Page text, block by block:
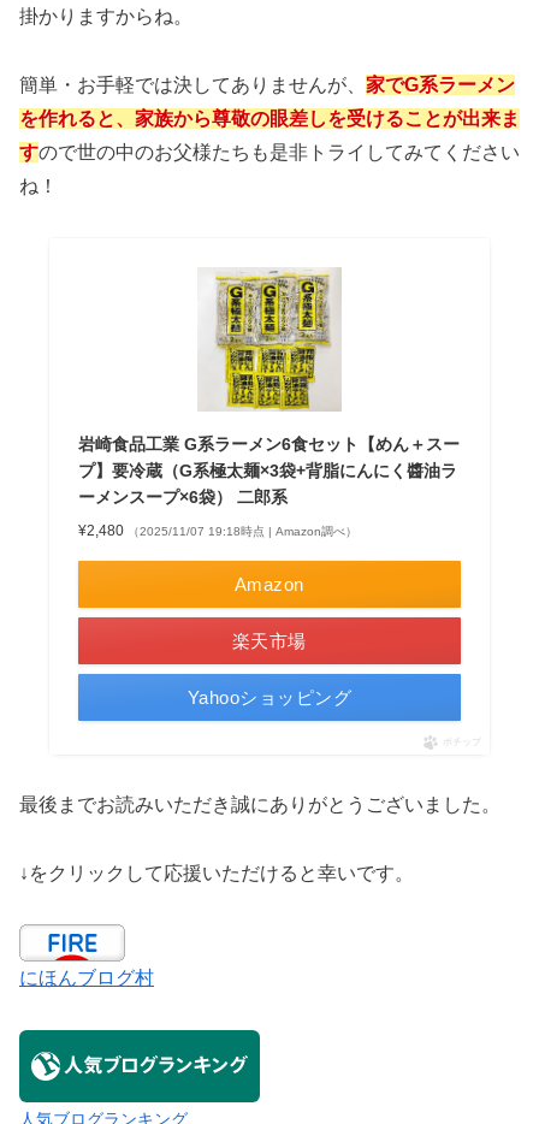
掛かりますからね。
簡単・お手軽では決してありませんが、 家でG系ラーメン
を作れると、家族から尊敬の眼差しを受けることが出来ま
すので世の中のお父様たちも是非トライしてみてください
ね！
岩崎食品工業 G系ラーメン6食セット【めん＋スー
プ】要冷蔵（G系極太麺×3袋+背脂にんにく醬油ラ
ーメンスープ×6袋） 二郎系
¥2,480 （2025/11/07 19:18時点 | Amazon調べ）
Amazon
楽天市場
Yahooショッピング
ポチップ
最後までお読みいただき誠にありがとうございました。
↓をクリックして応援いただけると幸いです。
にほんブログ村
人気ブログランキング